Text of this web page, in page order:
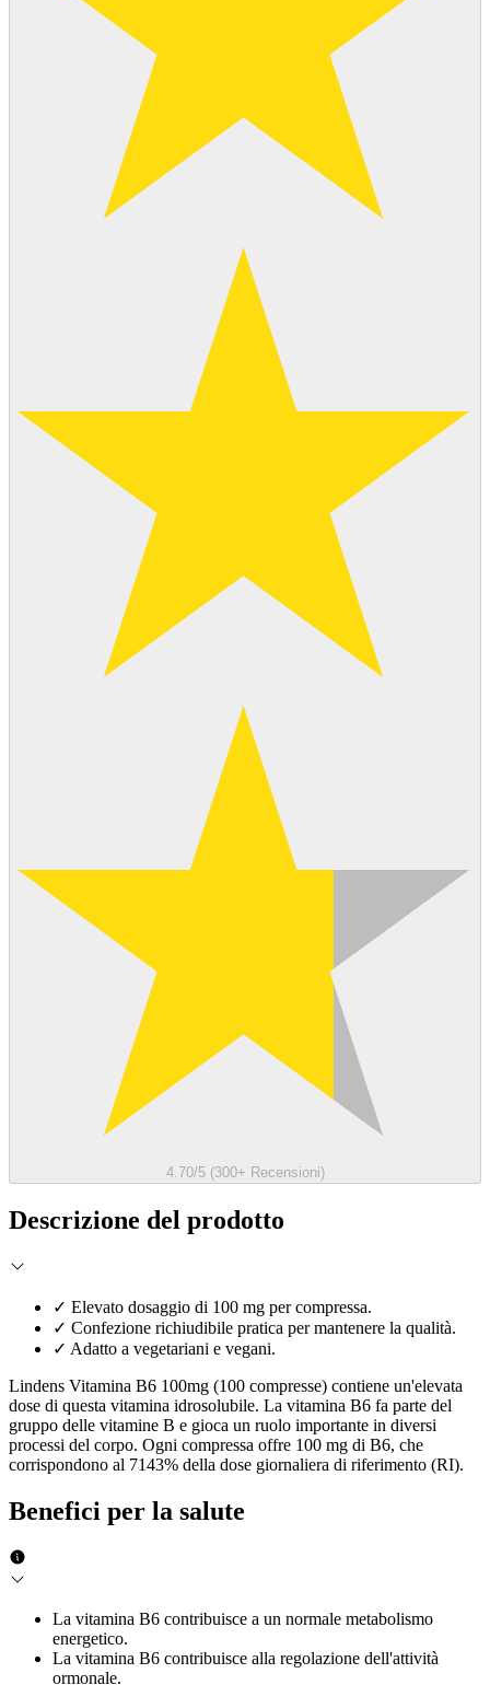
4.70/5 (300+ Recensioni)
Descrizione del prodotto
✓ Elevato dosaggio di 100 mg per compressa.
✓ Confezione richiudibile pratica per mantenere la qualità.
✓ Adatto a vegetariani e vegani.
Lindens Vitamina B6 100mg (100 compresse) contiene un'elevata
dose di questa vitamina idrosolubile. La vitamina B6 fa parte del
gruppo delle vitamine B e gioca un ruolo importante in diversi
processi del corpo. Ogni compressa offre 100 mg di B6, che
corrispondono al 7143% della dose giornaliera di riferimento (RI).
Benefici per la salute
La vitamina B6 contribuisce a un normale metabolismo
energetico.
La vitamina B6 contribuisce alla regolazione dell'attività
ormonale.